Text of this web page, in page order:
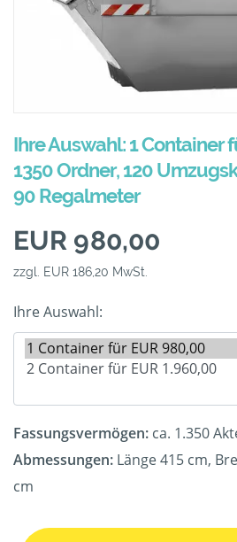
Ihre Auswahl: 1 Container
1350 Ordner, 120
90 Regalmeter
EUR 980,00
zzgl. EUR 186,20 MwSt.
Ihre Auswahl:
Fassungsvermögen: ca. 1.350
Abmessungen: Länge 415 cm,
cm